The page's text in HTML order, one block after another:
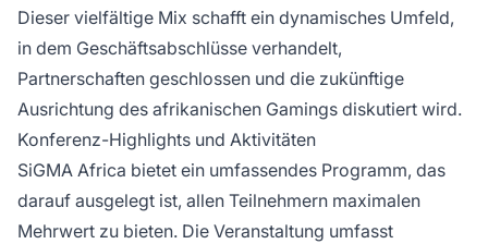
Dieser vielfältige Mix schafft ein dynamisches Umfeld,
in dem Geschäftsabschlüsse verhandelt,
Partnerschaften geschlossen und die zukünftige
Ausrichtung des afrikanischen Gamings diskutiert wird.
Konferenz-Highlights und Aktivitäten
SiGMA Africa bietet ein umfassendes Programm, das
darauf ausgelegt ist, allen Teilnehmern maximalen
Mehrwert zu bieten. Die Veranstaltung umfasst